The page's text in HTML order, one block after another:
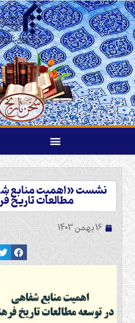
نشست «اهمیت منابع
مطالعات تاریخ
16 بهمن 1403